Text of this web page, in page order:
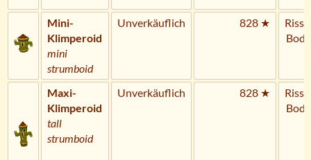
Mini-
Klimperoid
mini
strumboid
Unverkäuflich 828 ★
Riss
Maxi-
Klimperoid
tall
strumboid
Unverkäuflich 828 ★
Riss